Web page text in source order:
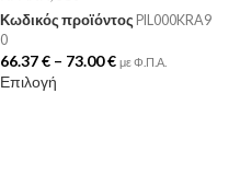
Κωδικός προϊόντος PIL000KRA9
0
66.37€ – 73.00€ με Φ.Π.Α.
Επιλογή